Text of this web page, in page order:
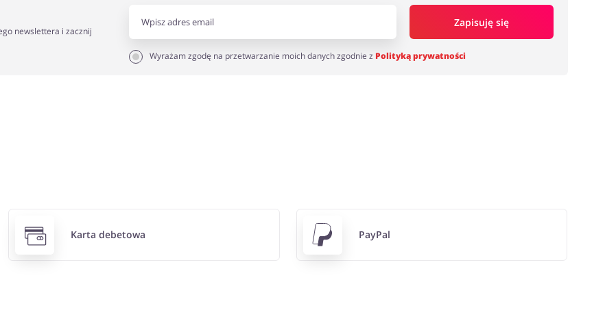
newslettera i zacznij
Zapisuję się
Wyrażam zgodę na przetwarzanie moich danych zgodnie z Polityką prywatności
Karta debetowa PayPal